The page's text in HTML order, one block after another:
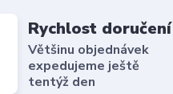
Rychlost doručení
Většinu objednávek
expedujeme ještě
tentýž den